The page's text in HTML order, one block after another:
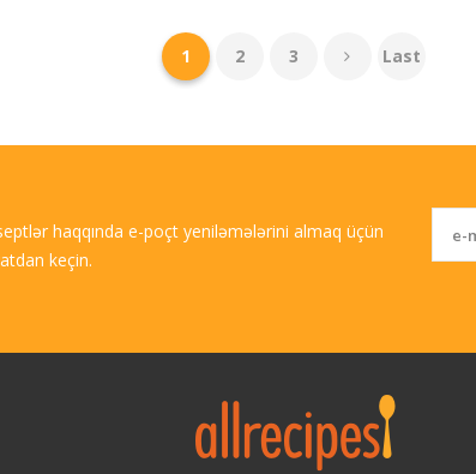
1 2 3 Last
haqqında e-poçt yeniləmələrini almaq üçün
keçin.